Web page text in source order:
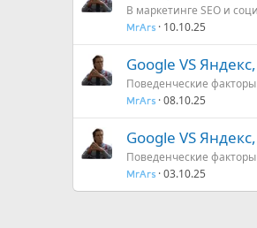
В маркетинге SEO и
MrArs 10.10.25
Google VS
Поведенческие
MrArs 08.10.25
Google VS
Поведенческие
MrArs 03.10.25